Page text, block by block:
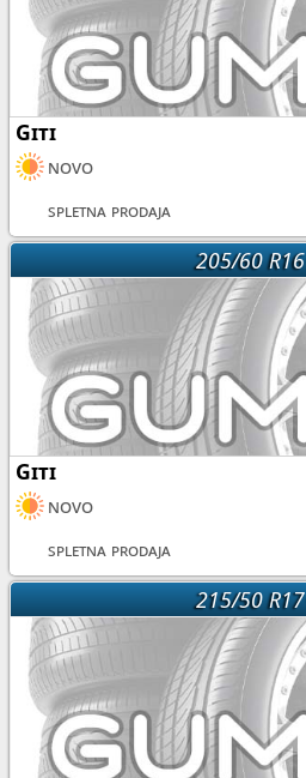
Giti
novo
spletna prodaja
205/60 R16
Giti
novo
spletna prodaja
215/50 R17